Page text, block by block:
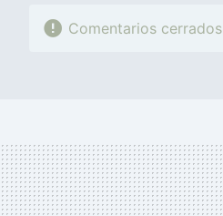
Comentarios cerrados